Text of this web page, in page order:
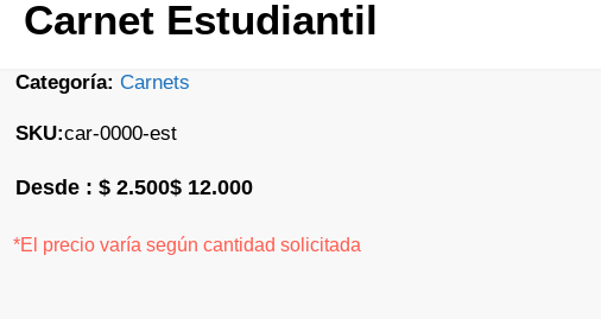
Carnet Estudiantil
Categoría: Carnets
SKU:car-0000-est
$ 2.500$ 12.000
*El precio varía según cantidad solicitada